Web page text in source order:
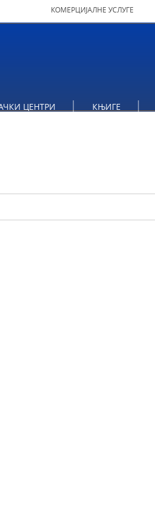
КОМЕРЦИЈАЛНЕ УСЛУГЕ
ЦЕНТРИ КЊИГЕ